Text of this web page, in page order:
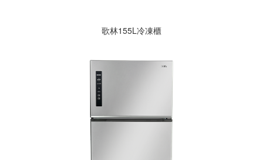
歌林155L冷凍櫃